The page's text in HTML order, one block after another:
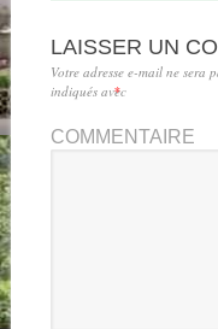
LAISSER UN
Votre adresse e-mail ne sera
indiqués avec
*
COMMENTAIRE